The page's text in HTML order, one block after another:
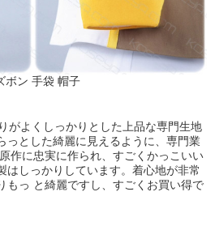
ボン 手袋 帽子
がよくしっかりとした上品な専門生地
っとした綺麗に見えるように、専門業
作に忠実に作られ、すごくかっこいい
はしっかりしています。着心地が非常
もっ と綺麗ですし、すごくお買い得で